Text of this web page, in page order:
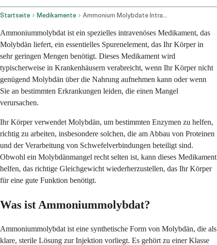
Startseite Medikamente Ammonium Molybdate Intravenous Route Injection Route
Ammoniummolybdat ist ein spezielles intravenöses Medikament, das
Molybdän liefert, ein essentielles Spurenelement, das Ihr Körper in
sehr geringen Mengen benötigt. Dieses Medikament wird
typischerweise in Krankenhäusern verabreicht, wenn Ihr Körper nicht
genügend Molybdän über die Nahrung aufnehmen kann oder wenn
Sie an bestimmten Erkrankungen leiden, die einen Mangel
verursachen.
Ihr Körper verwendet Molybdän, um bestimmten Enzymen zu helfen,
richtig zu arbeiten, insbesondere solchen, die am Abbau von Proteinen
und der Verarbeitung von Schwefelverbindungen beteiligt sind.
Obwohl ein Molybdänmangel recht selten ist, kann dieses Medikament
helfen, das richtige Gleichgewicht wiederherzustellen, das Ihr Körper
für eine gute Funktion benötigt.
Was ist Ammoniummolybdat?
Ammoniummolybdat ist eine synthetische Form von Molybdän, die als
klare, sterile Lösung zur Injektion vorliegt. Es gehört zu einer Klasse